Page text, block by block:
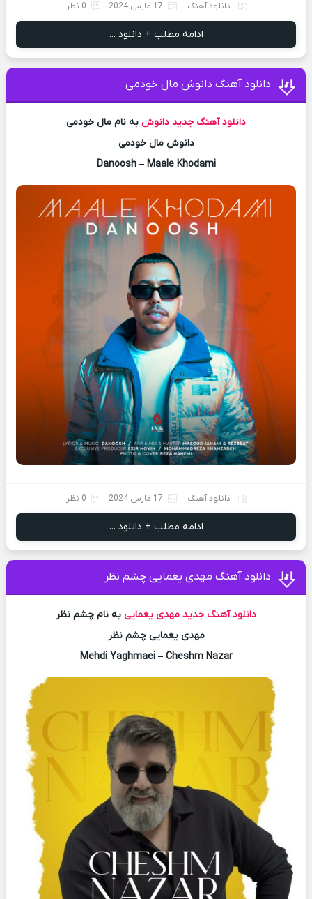
دانلود آهنگ 17 مارس 2024 0 نظر
ادامه مطلب + دانلود ...
دانلود آهنگ دانوش مال خودمی
دانلود آهنگ جدید دانوش به نام مال خودمی
دانوش مال خودمی
Danoosh – Maale Khodami
دانلود آهنگ 17 مارس 2024 0 نظر
ادامه مطلب + دانلود ...
دانلود آهنگ مهدی یغمایی چشم نظر
دانلود آهنگ جدید مهدی یغمایی به نام چشم نظر
مهدی یغمایی چشم نظر
Mehdi Yaghmaei – Cheshm Nazar